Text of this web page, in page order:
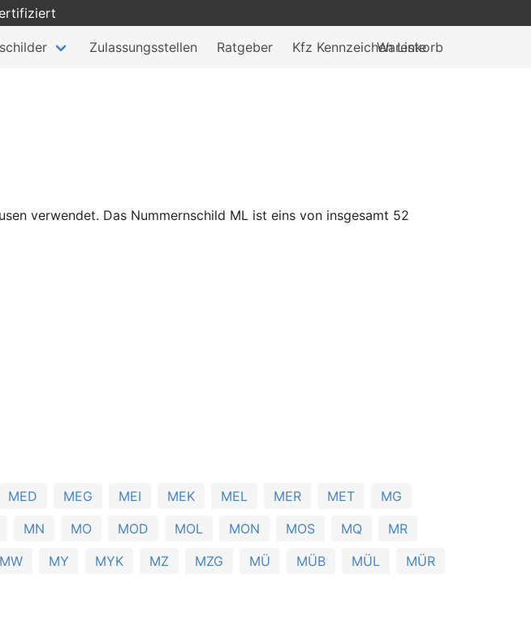
Zulassungsstellen Ratgeber Kfz Kennzeichen Liste
Warenkorb
verwendet. Das Nummernschild ML ist eins von insgesamt 52
MED MEG MEI MEK MEL MER MET
MG
MN MO MOD MOL MON MOS MQ
MR
MW MY MYK MZ MZG MÜ MÜB MÜL MÜR